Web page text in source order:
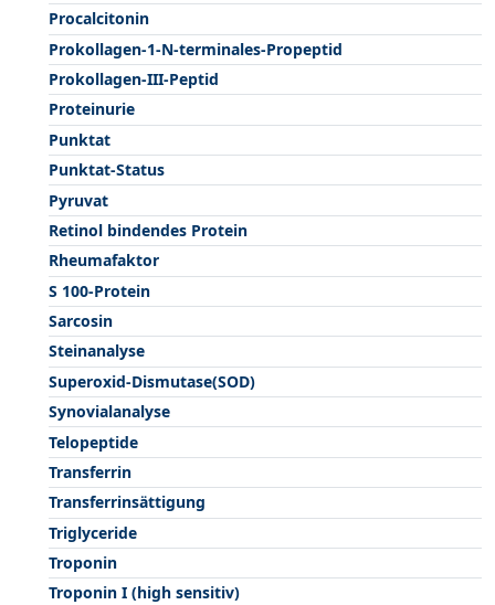
Procalcitonin
Prokollagen-1-N-terminales-Propeptid
Prokollagen-III-Peptid
Proteinurie
Punktat
Punktat-Status
Pyruvat
Retinol bindendes Protein
Rheumafaktor
S 100-Protein
Sarcosin
Steinanalyse
Superoxid-Dismutase(SOD)
Synovialanalyse
Telopeptide
Transferrin
Transferrinsättigung
Triglyceride
Troponin
Troponin I (high sensitiv)